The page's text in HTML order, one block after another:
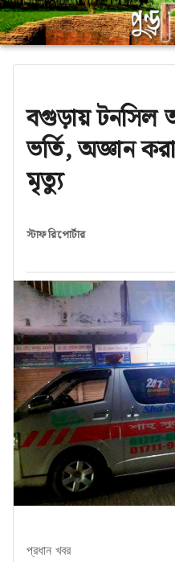
বগুড়ায় টনসিল
ভর্তি, অজ্ঞান
মৃত্যু
স্টাফ রিপোর্টার
প্রধান খবর